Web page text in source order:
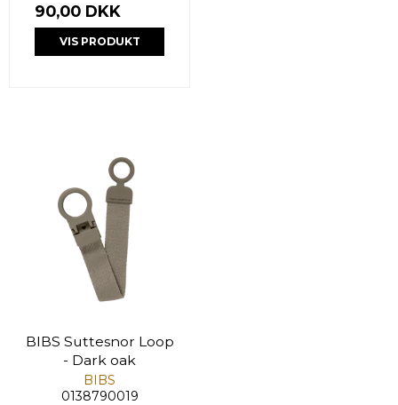
90,00 DKK
VIS PRODUKT
BIBS Suttesnor Loop
- Dark oak
BIBS
0138790019